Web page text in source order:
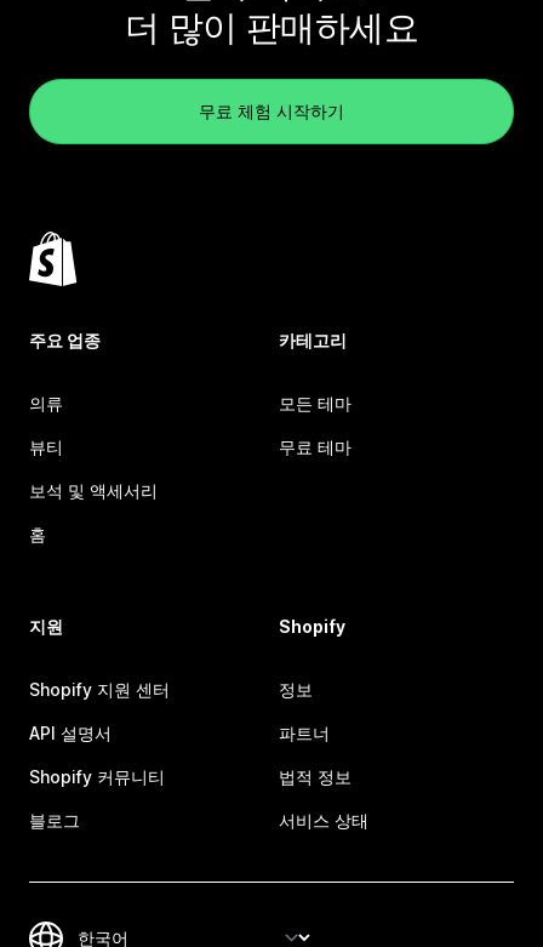
더 많이 판매하세요
무료 체험 시작하기
주요 업종
의류
뷰티
보석 및 액세서리
홈
카테고리
모든 테마
무료 테마
지원
Shopify 지원 센터
API 설명서
Shopify 커뮤니티
블로그
Shopify
정보
파트너
법적 정보
서비스 상태